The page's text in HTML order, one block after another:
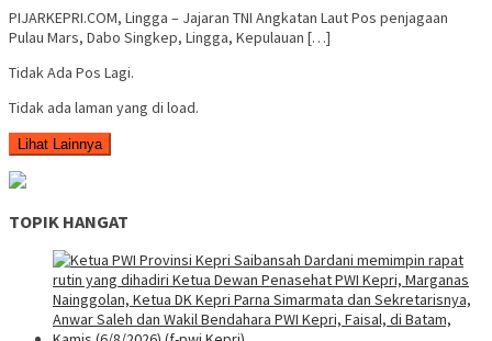
PIJARKEPRI.COM, Lingga – Jajaran TNI Angkatan Laut Pos penjagaan
Pulau Mars, Dabo Singkep, Lingga, Kepulauan […]
Tidak Ada Pos Lagi.
Tidak ada laman yang di load.
Lihat Lainnya
TOPIK HANGAT